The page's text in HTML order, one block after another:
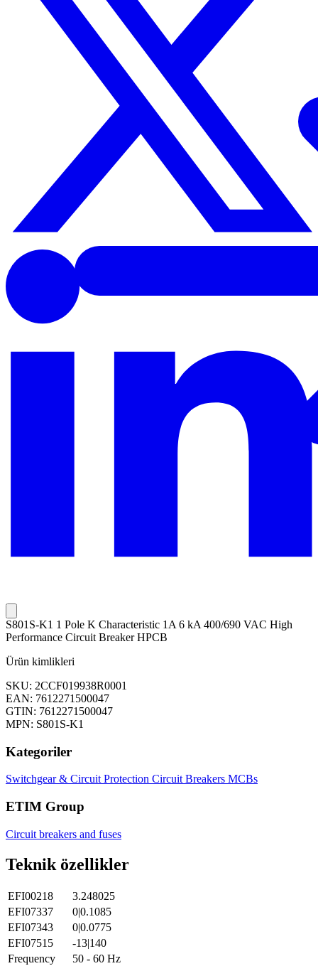
S801S-K1 1 Pole K Characteristic 1A 6 kA 400/690 VAC High
Performance Circuit Breaker HPCB
Ürün kimlikleri
SKU: 2CCF019938R0001
EAN: 7612271500047
GTIN: 7612271500047
MPN: S801S-K1
Kategoriler
Switchgear & Circuit Protection Circuit Breakers MCBs
ETIM Group
Circuit breakers and fuses
Teknik özellikler
EFI00218
3.248025
EFI07337
0|0.1085
EFI07343
0|0.0775
EFI07515
-13|140
Frequency
50 - 60 Hz